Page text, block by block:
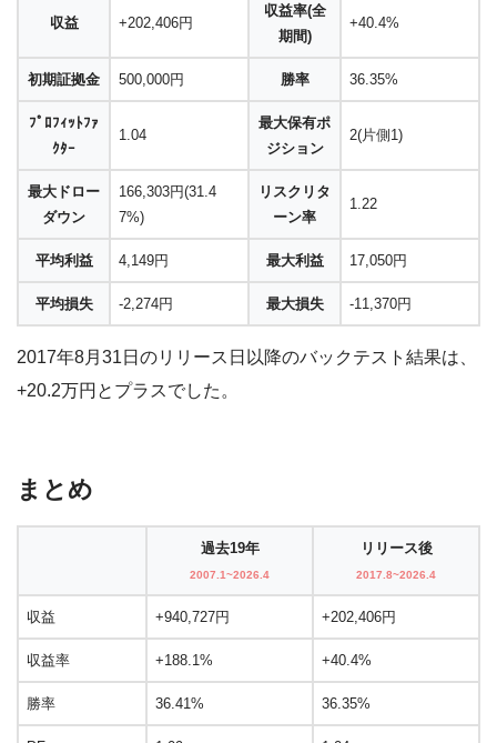
収益 +202,406円
収益率(全
期間)
+40.4%
初期証拠金 500,000円 勝率 36.35%
ﾌﾟﾛﾌｨｯﾄﾌｧ
ｸﾀｰ
1.04
最大保有ポ
ジション
2(片側1)
最大ドロー
ダウン
166,303円(31.4
7%)
リスクリタ
ーン率
1.22
平均利益 4,149円 最大利益 17,050円
平均損失 -2,274円 最大損失 -11,370円
2017年8月31日のリリース日以降のバックテスト結果は、
+20.2万円とプラスでした。
まとめ
過去19年
2007.1~2026.4
リリース後
2017.8~2026.4
収益 +940,727円 +202,406円
収益率 +188.1% +40.4%
勝率 36.41% 36.35%